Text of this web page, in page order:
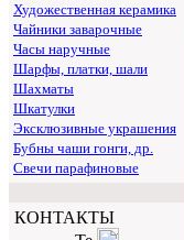
Художественная керамика
Чайники заварочные
Часы наручные
Шарфы, платки, шали
Шахматы
Шкатулки
Эксклюзивные украшения
Бубны чаши гонги, др.
Свечи парафиновые
КОНТАКТЫ